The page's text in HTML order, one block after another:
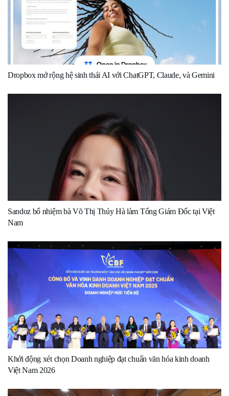
Dropbox mở rộng hệ sinh thái AI với ChatGPT, Claude, và Gemini
Sandoz bổ nhiệm bà Võ Thị Thúy Hà làm Tổng Giám Đốc tại Việt
Nam
Khởi động xét chọn Doanh nghiệp đạt chuẩn văn hóa kinh doanh
Việt Nam 2026